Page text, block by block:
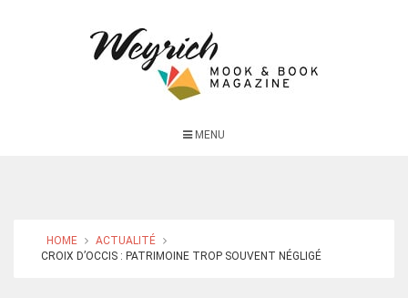
MENU
HOME
ACTUALITÉ
CROIX D’OCCIS : PATRIMOINE TROP SOUVENT NÉGLIGÉ